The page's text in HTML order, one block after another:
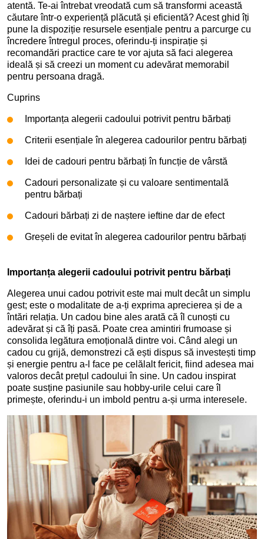
atentă. Te-ai întrebat vreodată cum să transformi această
căutare într-o experiență plăcută și eficientă? Acest ghid îți
pune la dispoziție resursele esențiale pentru a parcurge cu
încredere întregul proces, oferindu-ți inspirație și
recomandări practice care te vor ajuta să faci alegerea
ideală și să creezi un moment cu adevărat memorabil
pentru persoana dragă.
Cuprins
Importanța alegerii cadoului potrivit pentru bărbați
Criterii esențiale în alegerea cadourilor pentru bărbați
Idei de cadouri pentru bărbați în funcție de vârstă
Cadouri personalizate și cu valoare sentimentală
pentru bărbați
Cadouri bărbați zi de naștere ieftine dar de efect
Greșeli de evitat în alegerea cadourilor pentru bărbați
Importanța alegerii cadoului potrivit pentru bărbați
Alegerea unui cadou potrivit este mai mult decât un simplu
gest; este o modalitate de a-ți exprima aprecierea și de a
întări relația. Un cadou bine ales arată că îl cunoști cu
adevărat și că îți pasă. Poate crea amintiri frumoase și
consolida legătura emoțională dintre voi. Când alegi un
cadou cu grijă, demonstrezi că ești dispus să investești timp
și energie pentru a-l face pe celălalt fericit, fiind adesea mai
valoros decât prețul cadoului în sine. Un cadou inspirat
poate susține pasiunile sau hobby-urile celui care îl
primește, oferindu-i un imbold pentru a-și urma interesele.